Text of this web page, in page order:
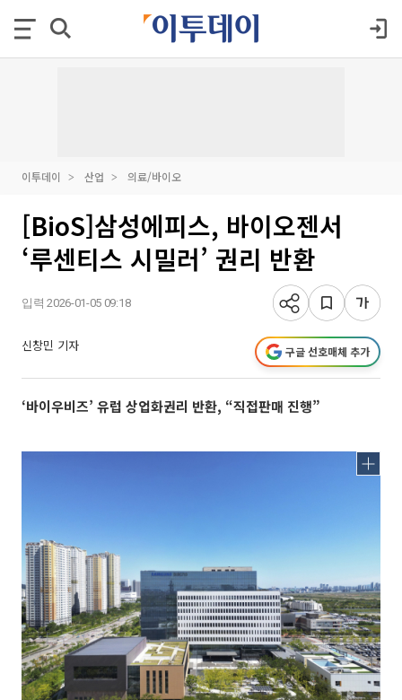
이투데이 산업 의료/바이오
[BioS]삼성에피스, 바이오젠서
‘루센티스 시밀러’ 권리 반환
입력 2026-01-05 09:18
신창민 기자 구글 선호매체 추가
‘바이우비즈’ 유럽 상업화권리 반환, “직접판매 진행”